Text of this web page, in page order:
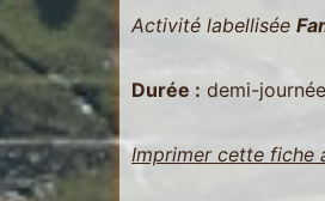
Activité labellisée
Durée : demi-journée
Imprimer cette fiche